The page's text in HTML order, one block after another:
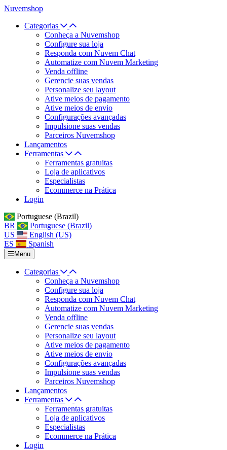
Nuvemshop
Categorias
Conheça a Nuvemshop
Configure sua loja
Responda com Nuvem Chat
Automatize com Nuvem Marketing
Venda offline
Gerencie suas vendas
Personalize seu layout
Ative meios de pagamento
Ative meios de envio
Configurações avançadas
Impulsione suas vendas
Parceiros Nuvemshop
Lançamentos
Ferramentas
Ferramentas gratuitas
Loja de aplicativos
Especialistas
Ecommerce na Prática
Login
Portuguese (Brazil)
BR
Portuguese (Brazil)
US
English (US)
ES
Spanish
Menu
Categorias
Conheça a Nuvemshop
Configure sua loja
Responda com Nuvem Chat
Automatize com Nuvem Marketing
Venda offline
Gerencie suas vendas
Personalize seu layout
Ative meios de pagamento
Ative meios de envio
Configurações avançadas
Impulsione suas vendas
Parceiros Nuvemshop
Lançamentos
Ferramentas
Ferramentas gratuitas
Loja de aplicativos
Especialistas
Ecommerce na Prática
Login